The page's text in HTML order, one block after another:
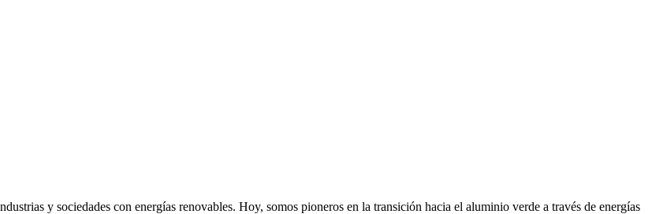
y sociedades con energías renovables. Hoy, somos pioneros en la transición hacia el aluminio verde a través de energías